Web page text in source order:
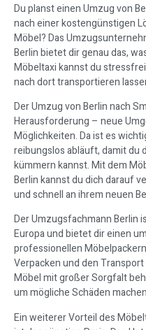
Du planst einen Umzug von
nach einer kostengünstigen
Möbel? Das
Berlin bietet dir genau das,
Möbeltaxi kannst du
nach dort transportieren
Der Umzug von Berlin nach
Herausforderung – neue
Möglichkeiten. Da ist es
reibungslos abläuft, damit du
kümmern kannst. Mit dem
Berlin kannst du dich darauf
und schnell an ihrem neuen
Der Umzugsfachmann Berlin
Europa und bietet dir einen
professionellen
Verpacken und den
Möbel mit großer Sorgfalt
um mögliche Schäden
Ein weiterer Vorteil des